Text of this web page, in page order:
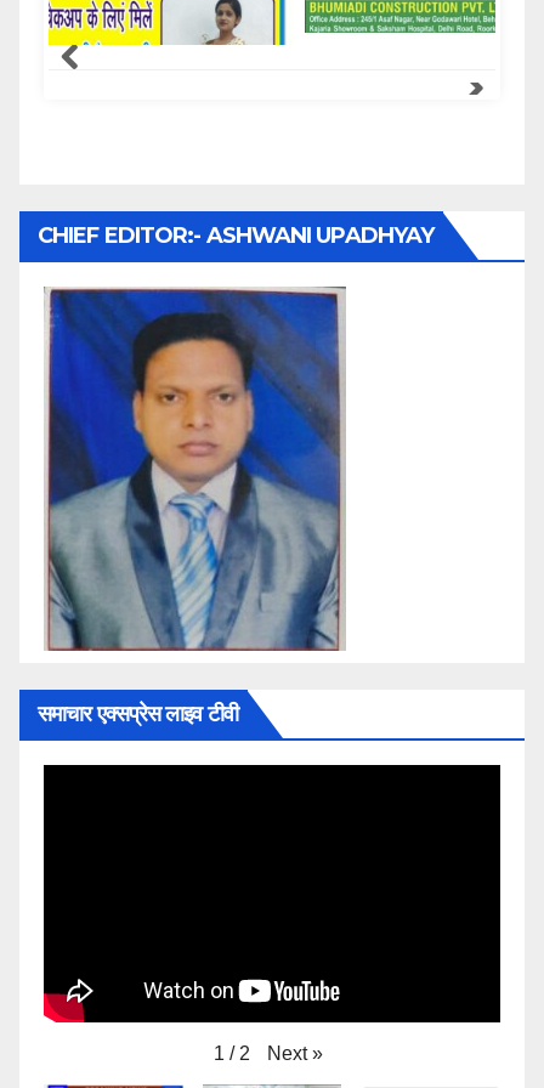
Samachar Express
CHIEF EDITOR:- ASHWANI UPADHYAY
समाचार एक्सप्रेस लाइव टीवी
1 / 2 Next »